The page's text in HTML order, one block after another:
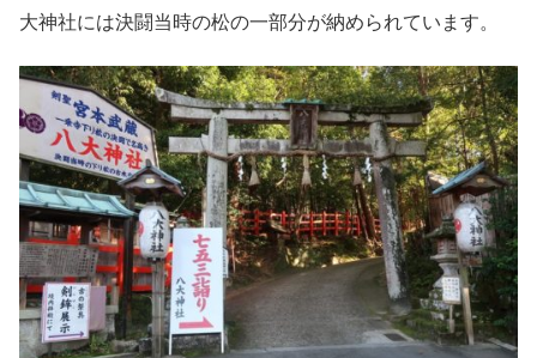
大神社には決闘当時の松の一部分が納められています。